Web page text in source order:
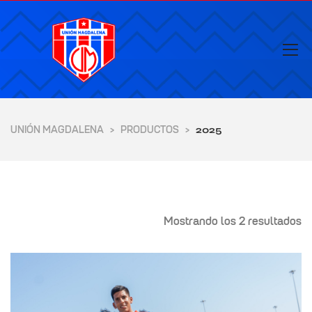
UNIÓN MAGDALENA > PRODUCTOS > 2025
Mostrando los 2 resultados